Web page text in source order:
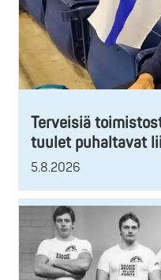
Terveisiä
tuulet puhaltavat
5.8.2026